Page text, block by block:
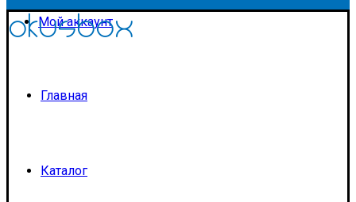
Мой аккаунт
Главная
Каталог